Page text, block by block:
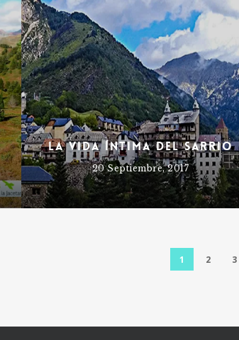
La vida íntima del Sarrio
20 Septiembre, 2017
1 2 3